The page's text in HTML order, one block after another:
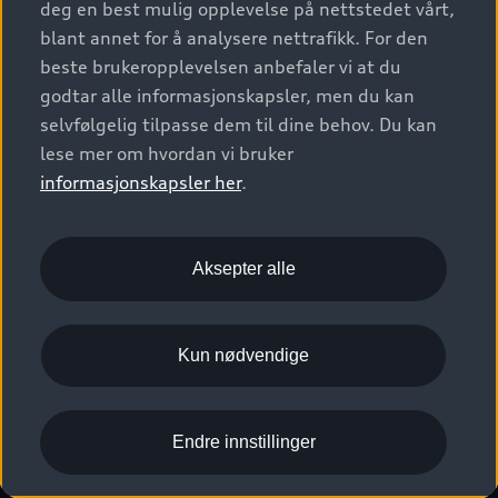
S/RS
Konseptbiler og prototyper
Prislister
Leasing
Bilgarantier
Audi Forsikring
Verkstedtjenester
Functions on demand
Kom i gang med myAudi
Kundeservice
Nyhetsbrev
Presse
Karriere
Bli sertifisert merkeverksted
Autoretur
Åpenhetsloven
© 2026 AUDI NORGE. All Rights Reserved.
Imprint Ansvarserklæring
Personvern
Informasjonskapsler (cookies)
Juridisk informasjon AUDI AG
deg en best mulig opplevelse på nettstedet vårt,
blant annet for å analysere nettrafikk. For den
beste brukeropplevelsen anbefaler vi at du
godtar alle informasjonskapsler, men du kan
selvfølgelig tilpasse dem til dine behov. Du kan
lese mer om hvordan vi bruker
informasjonskapsler her.
Aksepter alle
Kun nødvendige
Endre innstillinger